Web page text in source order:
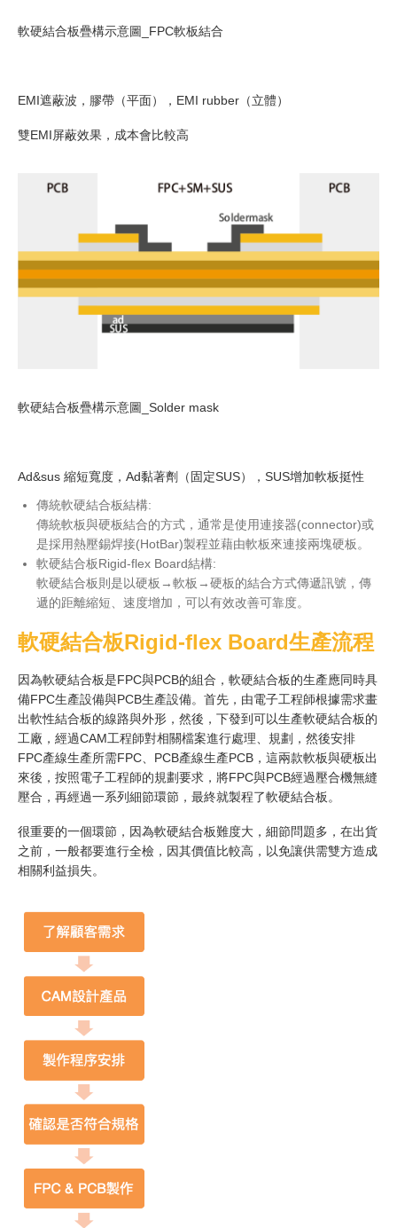
軟硬結合板疊構示意圖_FPC軟板結合
EMI遮蔽波，膠帶（平面），EMI rubber（立體）
雙EMI屏蔽效果，成本會比較高
軟硬結合板疊構示意圖_Solder mask
Ad&sus 縮短寬度，Ad黏著劑（固定SUS），SUS增加軟板挺性
傳統軟硬結合板結構:
傳統軟板與硬板結合的方式，通常是使用連接器(connector)或
是採用熱壓錫焊接(HotBar)製程並藉由軟板來連接兩塊硬板。
軟硬結合板Rigid-flex Board結構:
軟硬結合板則是以硬板→軟板→硬板的結合方式傳遞訊號，傳
遞的距離縮短、速度增加，可以有效改善可靠度。
軟硬結合板Rigid-flex Board生產流程
因為軟硬結合板是FPC與PCB的組合，軟硬結合板的生產應同時具
備FPC生產設備與PCB生產設備。首先，由電子工程師根據需求畫
出軟性結合板的線路與外形，然後，下發到可以生產軟硬結合板的
工廠，經過CAM工程師對相關檔案進行處理、規劃，然後安排
FPC產線生產所需FPC、PCB產線生產PCB，這兩款軟板與硬板出
來後，按照電子工程師的規劃要求，將FPC與PCB經過壓合機無縫
壓合，再經過一系列細節環節，最終就製程了軟硬結合板。
很重要的一個環節，因為軟硬結合板難度大，細節問題多，在出貨
之前，一般都要進行全檢，因其價值比較高，以免讓供需雙方造成
相關利益損失。